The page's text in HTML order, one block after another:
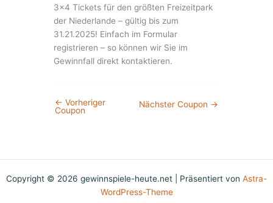
3×4 Tickets für den größten Freizeitpark
der Niederlande – gültig bis zum
31.21.2025! Einfach im Formular
registrieren – so können wir Sie im
Gewinnfall direkt kontaktieren.
← Vorheriger
Coupon
Nächster Coupon →
Copyright © 2026 gewinnspiele-heute.net | Präsentiert von Astra-
WordPress-Theme